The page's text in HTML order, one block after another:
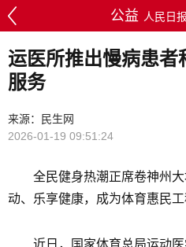
公益 人民日
运医所推出慢病患者
服务
来源：民生网
2026-01-19 09:51:24
全民健身热潮正席卷神州
动、乐享健康，成为体育惠民工
近日，国家体育总局运动